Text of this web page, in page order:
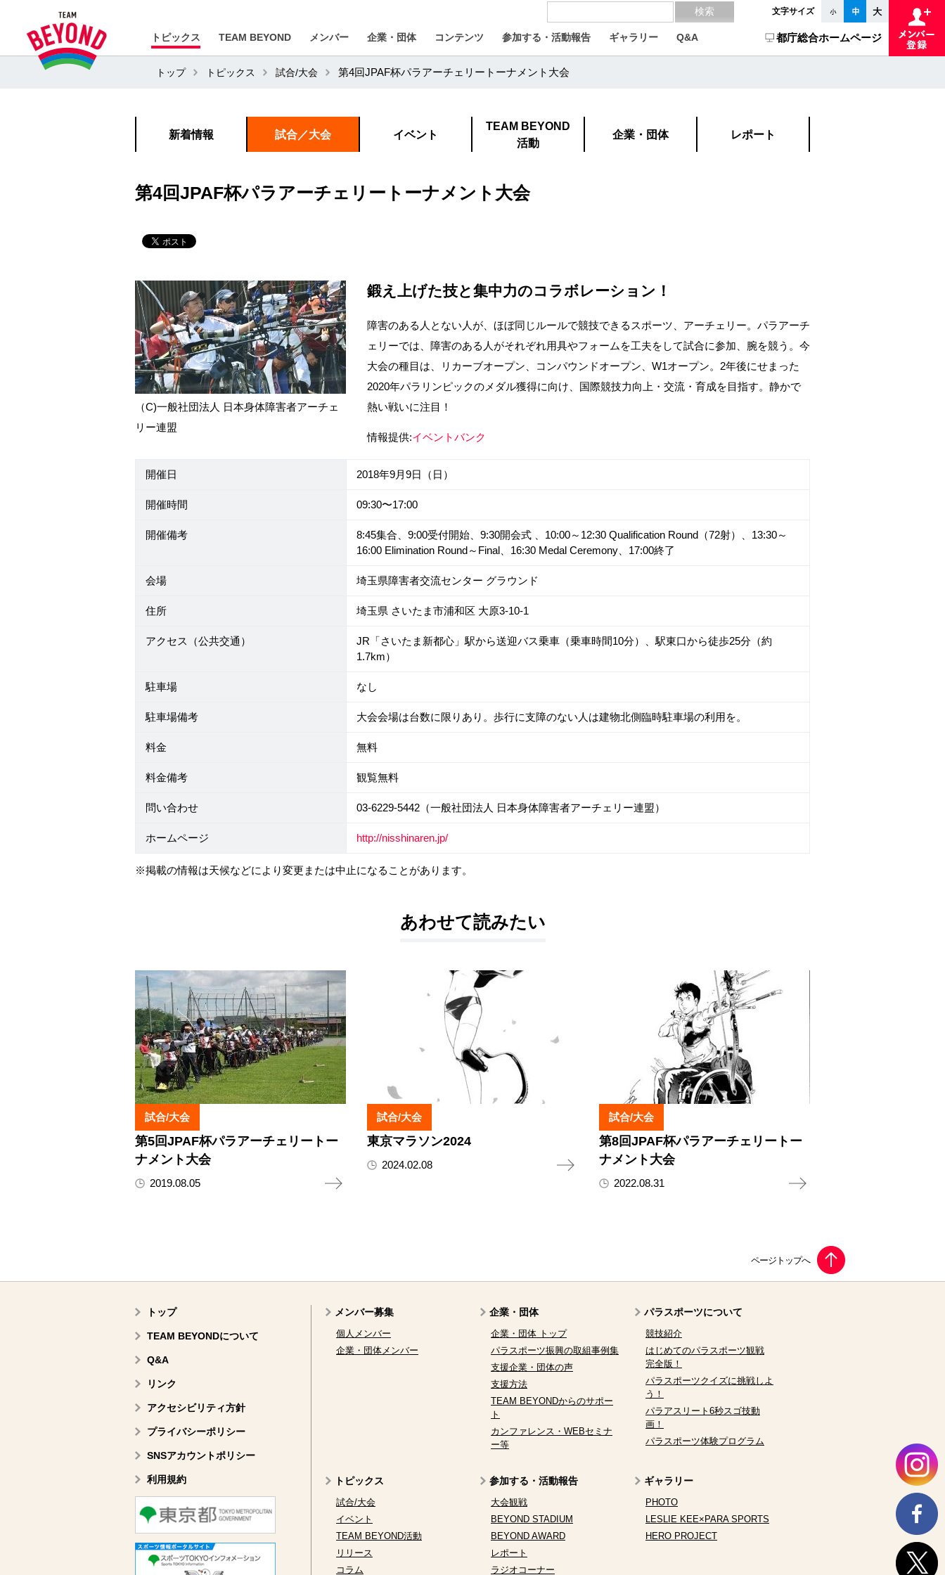
文字サイズ
トピックス TEAM BEYOND メンバー 企業・団体 コンテンツ 参加する・活動報告 ギャラリー Q&A 都庁総合ホームページ
トップ トピックス 試合/大会 第4回JPAF杯パラアーチェリートーナメント大会
新着情報 試合／大会 イベント
TEAM BEYOND
活動
企業・団体 レポート
第4回JPAF杯パラアーチェリートーナメント大会
（C)一般社団法人 日本身体障害者アーチェ
リー連盟
鍛え上げた技と集中力のコラボレーション！
障害のある人とない人が、ほぼ同じルールで競技できるスポーツ、アーチェリー。パラアーチ
ェリーでは、障害のある人がそれぞれ用具やフォームを工夫をして試合に参加、腕を競う。今
大会の種目は、リカーブオープン、コンパウンドオープン、W1オープン。2年後にせまった
2020年パラリンピックのメダル獲得に向け、国際競技力向上・交流・育成を目指す。静かで
熱い戦いに注目！
情報提供:イベントバンク
開催日 2018年9月9日（日）
開催時間 09:30〜17:00
開催備考
8:45集合、9:00受付開始、9:30開会式 、10:00～12:30 Qualification Round（72射）、13:30～
16:00 Elimination Round～Final、16:30 Medal Ceremony、17:00終了
会場 埼玉県障害者交流センター グラウンド
住所 埼玉県 さいたま市浦和区 大原3-10-1
アクセス（公共交通）
JR「さいたま新都心」駅から送迎バス乗車（乗車時間10分）、駅東口から徒歩25分（約
1.7km）
駐車場 なし
駐車場備考 大会会場は台数に限りあり。歩行に支障のない人は建物北側臨時駐車場の利用を。
料金 無料
料金備考 観覧無料
問い合わせ 03-6229-5442（一般社団法人 日本身体障害者アーチェリー連盟）
ホームページ http://nisshinaren.jp/
※掲載の情報は天候などにより変更または中止になることがあります。
あわせて読みたい
試合/大会
第5回JPAF杯パラアーチェリートー
ナメント大会
2019.08.05
試合/大会
東京マラソン2024
2024.02.08
試合/大会
第8回JPAF杯パラアーチェリートー
ナメント大会
2022.08.31
トップ
TEAM BEYONDについて
Q&A
リンク
アクセシビリティ方針
プライバシーポリシー
SNSアカウントポリシー
利用規約
メンバー募集
個人メンバー
企業・団体メンバー
企業・団体
企業・団体 トップ
パラスポーツ振興の取組事例集
支援企業・団体の声
支援方法
TEAM BEYONDからのサポー
ト
カンファレンス・WEBセミナ
ー等
パラスポーツについて
競技紹介
はじめてのパラスポーツ観戦
完全版！
パラスポーツクイズに挑戦しよ
う！
パラアスリート6秒スゴ技動
画！
パラスポーツ体験プログラム
トピックス
試合/大会
イベント
TEAM BEYOND活動
リリース
コラム
参加する・活動報告
大会観戦
BEYOND STADIUM
BEYOND AWARD
レポート
ラジオコーナー
ギャラリー
PHOTO
LESLIE KEE×PARA SPORTS
HERO PROJECT